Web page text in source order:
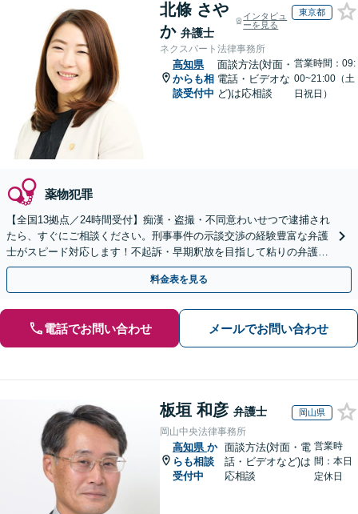
北條 さや
か 弁護士
インタビュ
ーを見る
東京都
ネクスパート法律事務所
高知県
からも相
談受付中
面談方法(対面・
電話・ビデオな
ど)は応相談
営業時間：09:
00~21:00（土
日祝日）
薬物犯罪
【全国13拠点／24時間受付】痴漢・盗撮・不同意わいせつで逮捕され
たら、すぐにご相談ください。刑事事件の示談交渉の経験豊富な弁護
士がスピード対応します！不起訴・早期釈放を目指して粘りの弁護活
動を行います。
料金表を見る
電話でお問い合わせ メールでお問い合わせ
板垣 和彦 弁護士 岡山県
岡山中央法律事務所
高知県 か
らも相談
受付中
面談方法(対面・電
話・ビデオなど)は
応相談
営業時
間：本日
定休日